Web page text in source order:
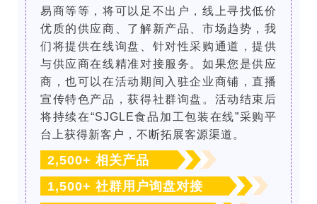
易商等等，将可以足不出户，线上寻找低价
优质的供应商、了解新产品、市场趋势，我
们将提供在线询盘、针对性采购通道，提供
与供应商在线精准对接服务。如果您是供应
商，也可以在活动期间入驻企业商铺，直播
宣传特色产品，获得社群询盘。活动结束后
将持续在“SJGLE食品加工包装在线”采购平
台上获得新客户，不断拓展客源渠道。
2,500+ 相关产品
1,500+ 社群用户询盘对接